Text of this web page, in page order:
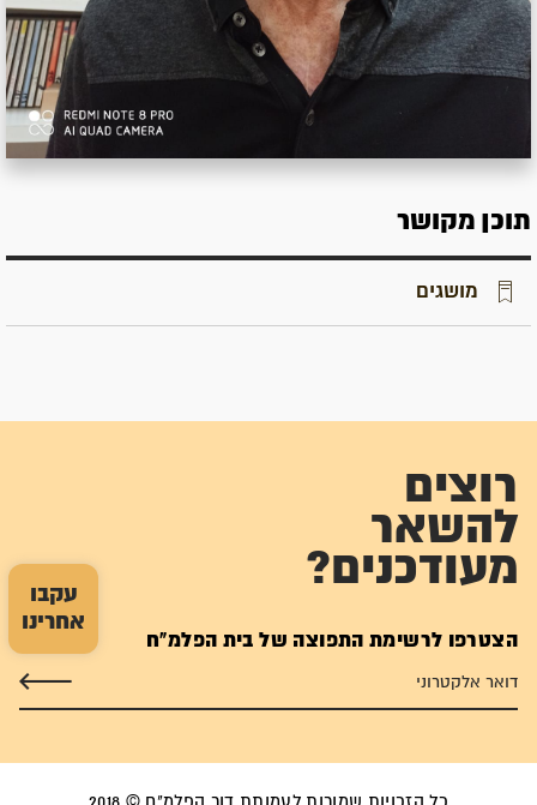
עקבו
אחרינו
תוכן מקושר
מושגים
רוצים
להשאר
מעודכנים?
הצטרפו לרשימת התפוצה של בית הפלמ"ח